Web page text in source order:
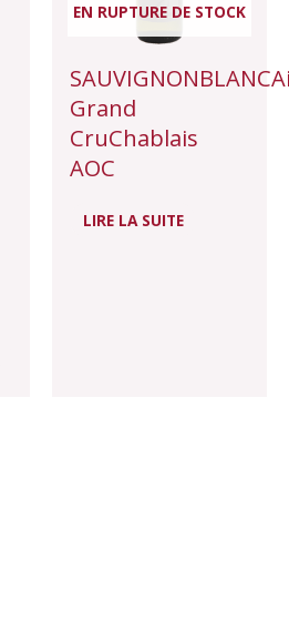
EN RUPTURE DE STOCK
Grand
CruChablais
AOC
LIRE LA SUITE